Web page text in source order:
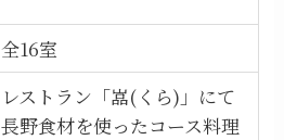
全16室
レストラン「嵓(くら)」にて
長野食材を使ったコース料理